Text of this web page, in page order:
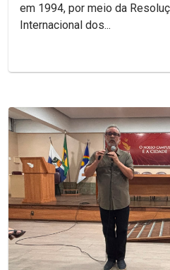
em 1994, por meio da
Internacional dos...